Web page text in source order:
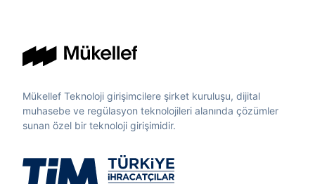
Mükellef Teknoloji girişimcilere şirket kuruluşu, dijital
muhasebe ve regülasyon teknolojileri alanında çözümler
sunan özel bir teknoloji girişimidir.